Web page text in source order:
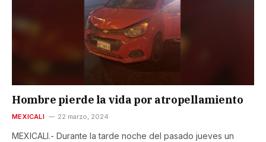
Hombre pierde la vida por atropellamiento
MEXICALI 22 marzo, 2024
MEXICALI.- Durante la tarde noche del pasado jueves un